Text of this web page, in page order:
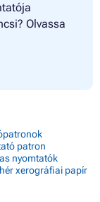
Olvassa
patron
nyomtatók
xerográfiai papír